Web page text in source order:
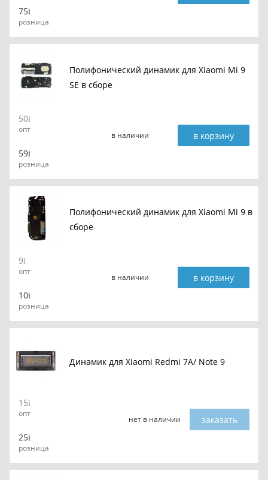
75
розница
Полифонический динамик для Xiaomi Mi 9
SE в сборе
50
опт
59
розница
в наличии в корзину
Полифонический динамик для Xiaomi Mi 9 в
сборе
9
опт
10
розница
в наличии в корзину
Динамик для Xiaomi Redmi 7A/ Note 9
15
опт
25
розница
нет в наличии заказать